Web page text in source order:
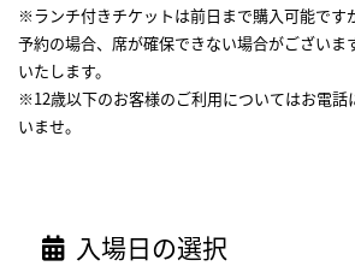
※ランチ付きチケットは前日まで購入可能です
予約の場合、席が確保できない場合がございま
いたします。
※12歳以下のお客様のご利用についてはお電話
いませ。
入場日の選択